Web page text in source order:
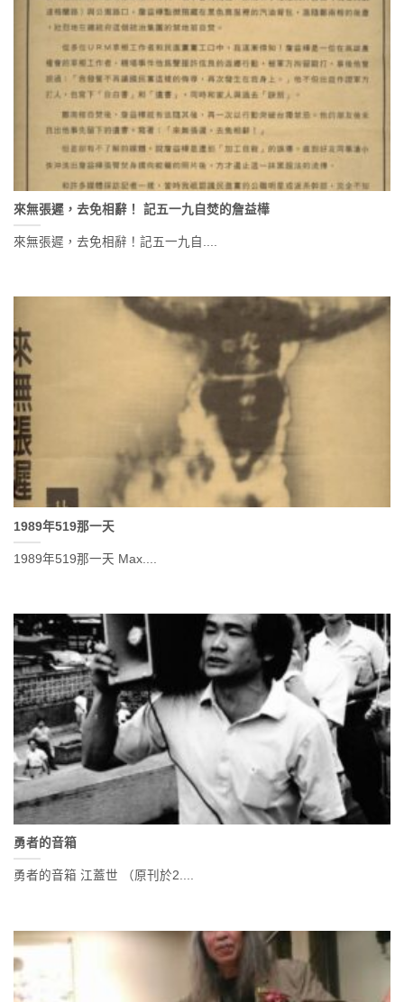
來無張遲，去免相辭！ 記五一九自焚的詹益樺
來無張遲，去免相辭！記五一九自....
1989年519那一天
1989年519那一天 Max....
勇者的音箱
勇者的音箱 江蓋世 （原刊於2....